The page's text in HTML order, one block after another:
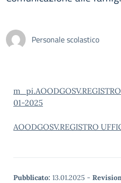
Personale scolastico
01-2025
AOODGOSV.REGISTRO
Pubblicato: 13.01.2025 -